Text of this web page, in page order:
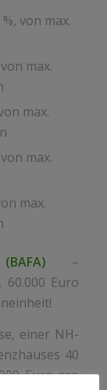
von max.
max.
max.
max.
max.
–
Euro
einer NH-
40
Euro pro